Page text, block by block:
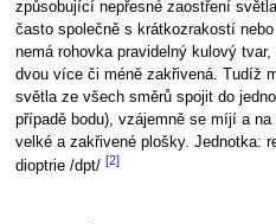
způsobující nepřesné zaostření
často společně s krátkozrakostí
nemá rohovka pravidelný kulový
dvou více či méně zakřivená. Tudíž
světla ze všech směrů spojit do
případě bodu), vzájemně se míjí a
velké a zakřivené plošky. Jednotka:
dioptrie /dpt/ [2]